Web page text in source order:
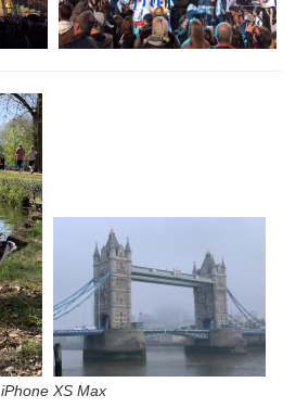
iPhone XS Max